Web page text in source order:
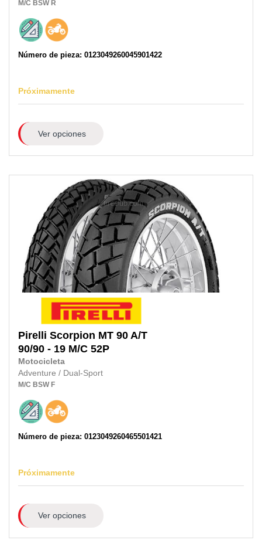
M/C BSW R
Número de pieza: 0123049260045901422
Próximamente
Ver opciones
Pirelli Scorpion MT 90 A/T
90/90 - 19 M/C 52P
Motocicleta
Adventure / Dual-Sport
M/C BSW F
Número de pieza: 0123049260465501421
Próximamente
Ver opciones